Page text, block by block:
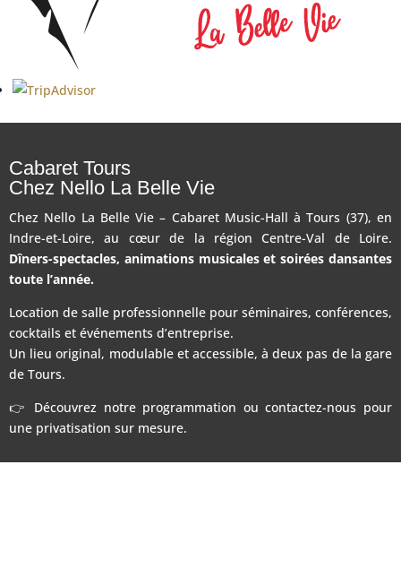
Cabaret Tours
Chez Nello La Belle Vie
Chez Nello La Belle Vie – Cabaret Music-Hall à Tours (37), en
Indre-et-Loire, au cœur de la région Centre-Val de Loire.
Dîners-spectacles, animations musicales et soirées dansantes
toute l’année.
Location de salle professionnelle pour séminaires, conférences,
cocktails et événements d’entreprise.
Un lieu original, modulable et accessible, à deux pas de la gare
de Tours.
👉 Découvrez notre programmation ou contactez-nous pour
une privatisation sur mesure.